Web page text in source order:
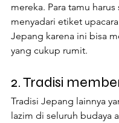
mereka. Para tamu harus
menyadari etiket
Jepang karena ini bisa
yang cukup rumit.
2. Tradisi
Tradisi Jepang lainnya
lazim di seluruh budaya